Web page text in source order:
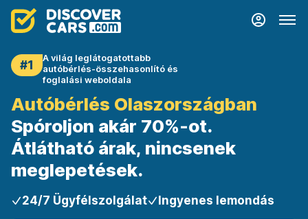
#1
A világ leglátogatottabb
autóbérlés-összehasonlító és
foglalási weboldala
Autóbérlés Olaszországban
Spóroljon akár 70%-ot.
Átlátható árak, nincsenek
meglepetések.
24/7 Ügyfélszolgálat Ingyenes lemondás